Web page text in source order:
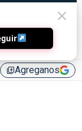
library_addAgreganos